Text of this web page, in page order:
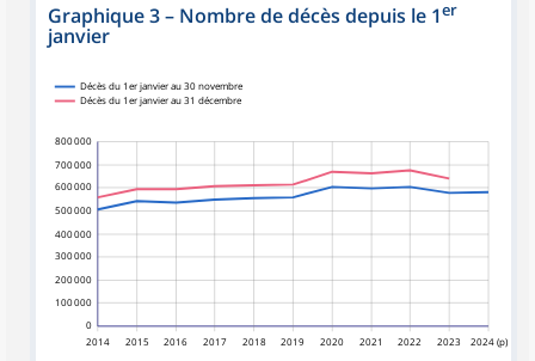
Graphique 3 – Nombre de décès depuis le 1er
janvier
0
100 000
200 000
300 000
400 000
500 000
600 000
700 000
800 000
2014 2015 2016 2017 2018 2019 2020 2021 2022 2023 2024 (p)
Décès du 1er janvier au 30 novembre
Décès du 1er janvier au 31 décembre